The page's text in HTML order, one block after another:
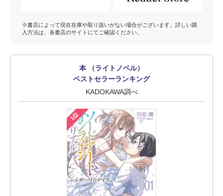
※書店によって現在在庫や取り扱いがない場合がございます。詳しい購
入方法は、各書店のサイトにてご確認ください。
本 （ライトノベル）
ベストセラーランキング
KADOKAWA調べ
1位